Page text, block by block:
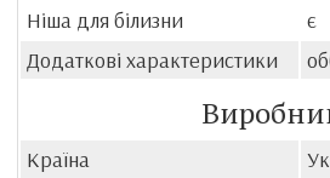
Ніша для білизни
є
Додаткові характеристики
Країна